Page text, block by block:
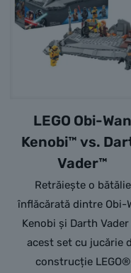
LEGO Obi-Wan
Kenobi™ vs.
Vader™
Retrăiește o bătălie
înflăcărată dintre Obi-
Kenobi și Darth Vader
acest set cu jucărie
construcție LEGO®